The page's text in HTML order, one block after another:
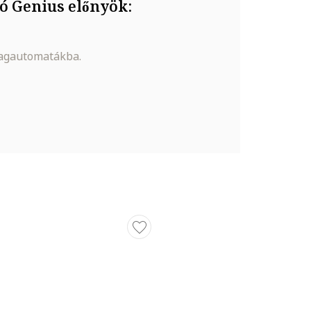
Genius előnyök: